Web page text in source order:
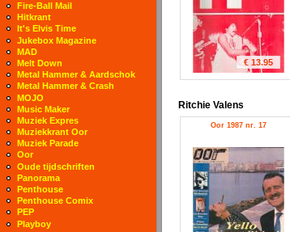
€ 13.95
Ritchie Valens
Oor 1987 nr. 17
Fire-Ball Mail
Hitkrant
It's Elvis Time
Jukebox Magazine
MAD
Melt Down
Metal Hammer & Aardschok
Metal Hammer & Crash
MOJO
Music Maker
Muziek Expres
Muziekkrant Oor
Muziek Parade
Oor
Oude tijdschriften
Panorama
Penthouse
Penthouse Comix
PEP
Playboy